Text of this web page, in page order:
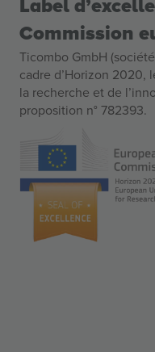
Label
Commission
Ticombo GmbH
cadre d’Horizon 2020,
la recherche et de
proposition n° 782393.